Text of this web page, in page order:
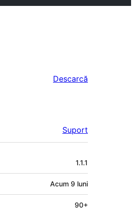
Descarcă
Suport
1.1.1
Acum 9 luni
90+